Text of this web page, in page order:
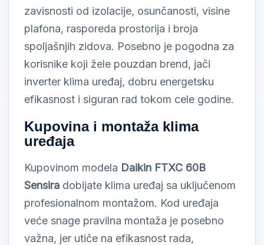
zavisnosti od izolacije, osunčanosti, visine
plafona, rasporeda prostorija i broja
spoljašnjih zidova. Posebno je pogodna za
korisnike koji žele pouzdan brend, jači
inverter klima uređaj, dobru energetsku
efikasnost i siguran rad tokom cele godine.
Kupovina i montaža klima
uređaja
Kupovinom modela Daikin FTXC 60B
Sensira dobijate klima uređaj sa uključenom
profesionalnom montažom. Kod uređaja
veće snage pravilna montaža je posebno
važna, jer utiče na efikasnost rada,